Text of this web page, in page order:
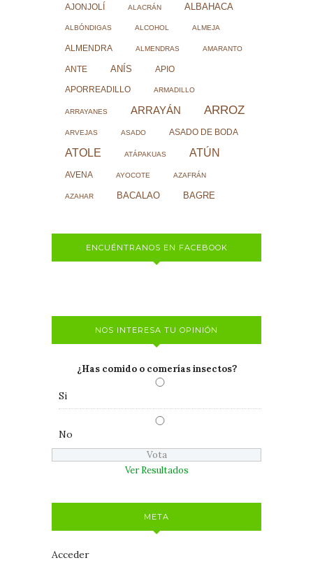
AJONJOLÍ ALACRÁN ALBAHACA
ALBÓNDIGAS ALCOHOL ALMEJA
ALMENDRA ALMENDRAS AMARANTO
ANTE ANÍS APIO
APORREADILLO ARMADILLO
ARRAYANES ARRAYÁN ARROZ
ARVEJAS ASADO ASADO DE BODA
ATOLE ATÁPAKUAS ATÚN
AVENA AYOCOTE AZAFRÁN
AZAHAR BACALAO BAGRE
ENCUÉNTRANOS EN FACEBOOK
NOS INTERESA TU OPINIÓN
¿Has comido o comerías insectos?
Si
No
Ver Resultados
META
Acceder